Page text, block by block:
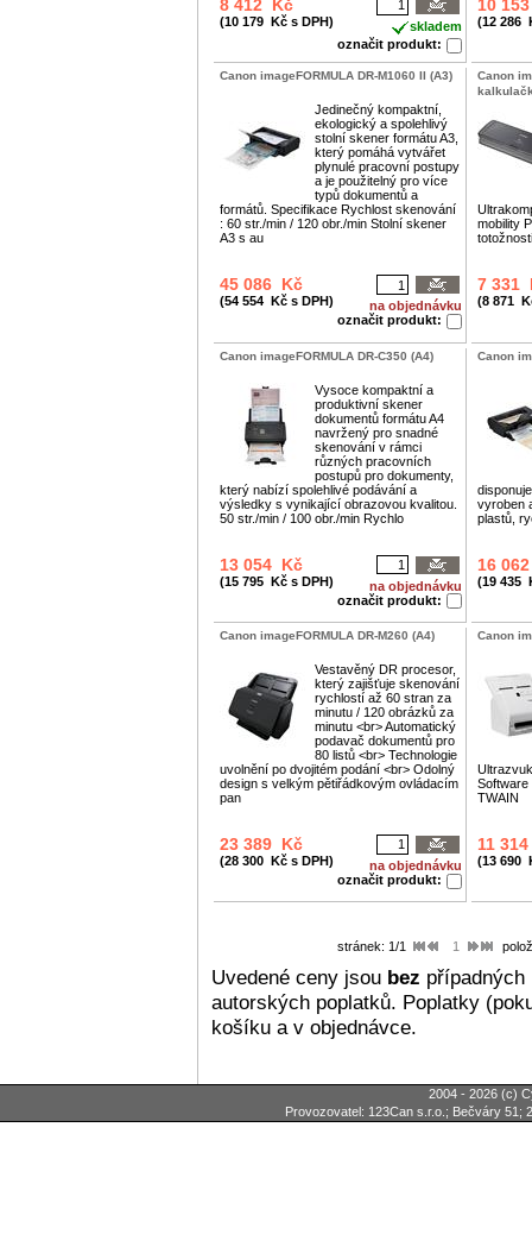
skladem
označit produkt:
8 412 Kč
(10 179 Kč s DPH)
10
(12 286
Canon imageFORMULA DR-M1060 II (A3)
Jedinečný kompaktní,
ekologický a spolehlivý
stolní skener formátu A3,
který pomáhá vytvářet
plynulé pracovní postupy
a je použitelný pro více
typů dokumentů a
formátů. Specifikace Rychlost skenování
: 60 str./min / 120 obr./min Stolní skener
A3 s au
na objednávku
označit produkt:
45 086 Kč
(54 554 Kč s DPH)
Canon
mobility
7 331
(8 871
Canon imageFORMULA DR-C350 (A4)
Vysoce kompaktní a
produktivní skener
dokumentů formátu A4
navržený pro snadné
skenování v rámci
různých pracovních
postupů pro dokumenty,
který nabízí spolehlivé podávání a
výsledky s vynikající obrazovou kvalitou.
50 str./min / 100 obr./min Rychlo
na objednávku
označit produkt:
13 054 Kč
(15 795 Kč s DPH)
Canon
vyroben
plastů,
16
(19 435
Canon imageFORMULA DR-M260 (A4)
Vestavěný DR procesor,
který zajišťuje skenování
rychlostí až 60 stran za
minutu / 120 obrázků za
minutu <br> Automatický
podavač dokumentů pro
80 listů <br> Technologie
uvolnění po dvojitém podání <br> Odolný
design s velkým pětiřádkovým ovládacím
pan
na objednávku
označit produkt:
23 389 Kč
(28 300 Kč s DPH)
Canon
Software
TWAIN
11
(13 690
stránek: 1/1 1
Uvedené ceny jsou bez
autorských poplatků. Poplatky
košíku a v objednávce.
2004 - 2026 (c)
Provozovatel: 123Can s.r.o.; Bečváry 51;